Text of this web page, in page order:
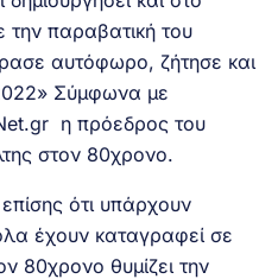
παραβατική του
αυτόφωρο, ζήτησε και
Σύμφωνα με
η πρόεδρος του
στον 80χρονο.
ότι υπάρχουν
έχουν καταγραφεί σε
80χρονο θυμίζει την